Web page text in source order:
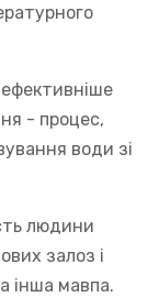
- процес,
води зі
людини
залоз і
інша мавпа.